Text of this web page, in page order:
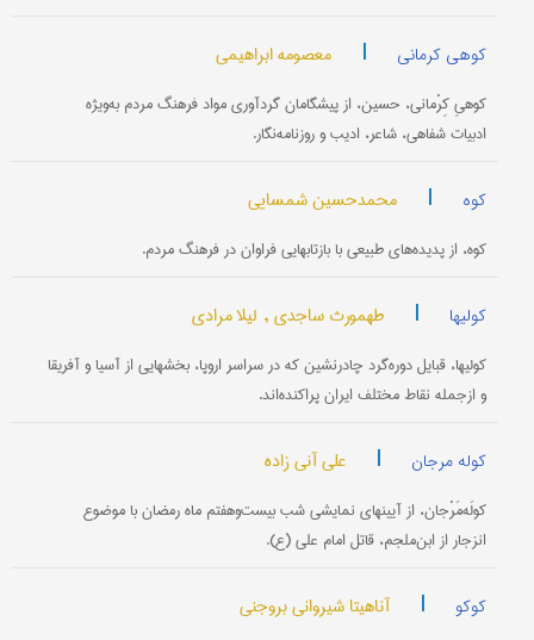
کوهی کرمانی | معصومه ابراهیمی
کوهیِ کِرْمانی، حسین، از پیشگامان گردآوری مواد فرهنگ مردم به‌ویژه
ادبیات شفاهی، شاعر، ادیب و روزنامه‌نگار.
کوه | محمدحسین شمسایی
کوه، از پدیده‌های طبیعی با بازتابهایی فراوان در فرهنگ مردم.
کولیها | طهمورث ساجدی , لیلا مرادی
کولیها، قبایل دوره‌گرد چادرنشین که در سراسر اروپا، بخشهایی از آسیا و آفریقا
و ازجمله نقاط مختلف ایران پراکنده‌اند.
کوله مرجان | علی آنی زاده
کولَه‌مَرْجان، از آیینهای نمایشی شب بیست‌وهفتم ماه رمضان با موضوع
انزجار از ابن‌ملجم، قاتل امام علی (ع).
کوکو | آناهیتا شیروانی بروجنی